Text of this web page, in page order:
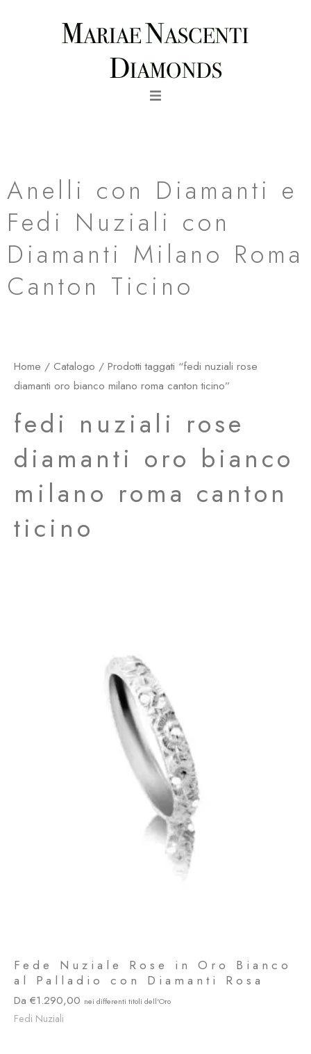
Anelli con Diamanti e
Fedi Nuziali con
Diamanti Milano Roma
Canton Ticino
Home / Catalogo / Prodotti taggati “fedi nuziali rose
diamanti oro bianco milano roma canton ticino”
fedi nuziali rose
diamanti oro bianco
milano roma canton
ticino
Fede Nuziale Rose in Oro Bianco
al Palladio con Diamanti Rosa
1.290,00
Fedi Nuziali